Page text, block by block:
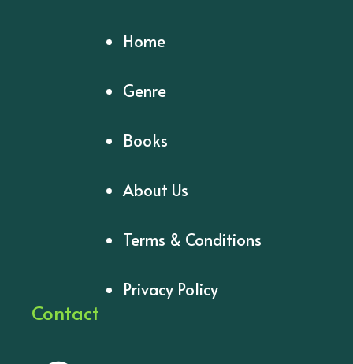
Home
Genre
Books
About Us
Terms & Conditions
Privacy Policy
Contact